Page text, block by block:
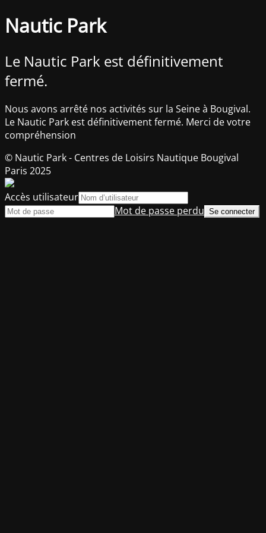
Nautic Park
Le Nautic Park est définitivement
fermé.
Nous avons arrêté nos activités sur la Seine à Bougival.
Le Nautic Park est définitivement fermé. Merci de votre
compréhension
© Nautic Park - Centres de Loisirs Nautique Bougival
Paris 2025
Accès utilisateur
Mot de passe perdu